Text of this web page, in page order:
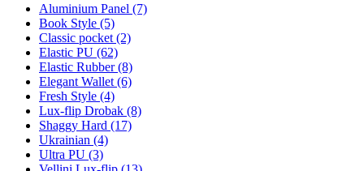
Aluminium Panel (7)
Book Style (5)
Classic pocket (2)
Elastic PU (62)
Elastic Rubber (8)
Elegant Wallet (6)
Fresh Style (4)
Lux-flip Drobak (8)
Shaggy Hard (17)
Ukrainian (4)
Ultra PU (3)